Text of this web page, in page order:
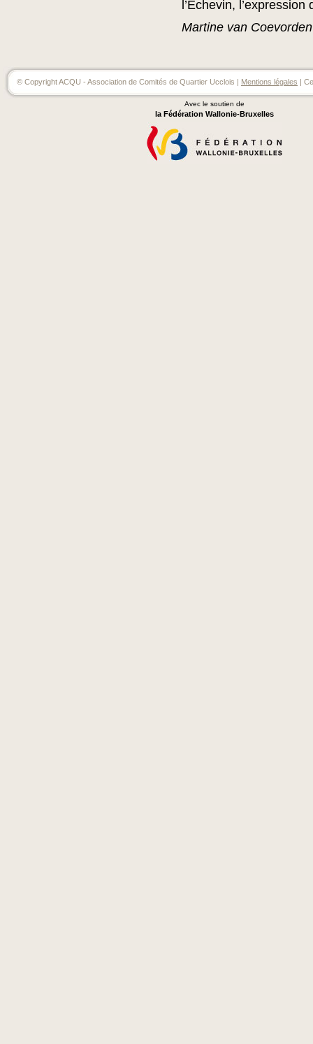
l’Echevin,
Martine van Coevorden
© Copyright ACQU - Association de Comités de Quartier Ucclois | Mentions légales |
Avec le soutien de
la Fédération Wallonie-Bruxelles